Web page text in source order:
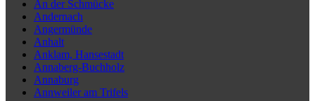
An der Schmücke
Andernach
Angermünde
Anhalt
Anklam, Hansestadt
Annaberg-Buchholz
Annaburg
Annweiler am Trifels